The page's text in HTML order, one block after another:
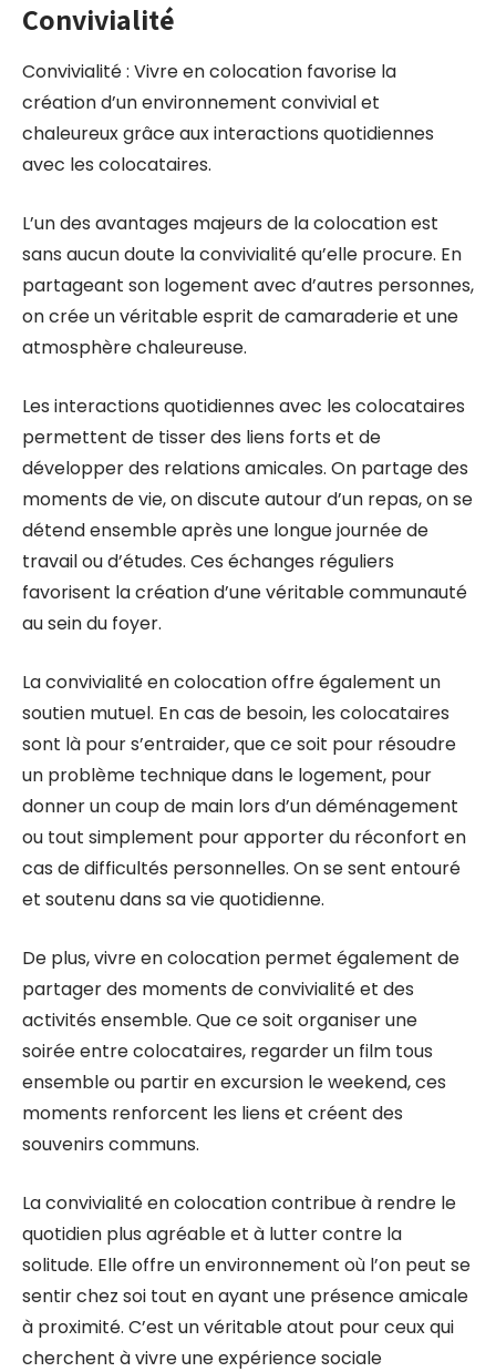
Convivialité
Convivialité : Vivre en colocation favorise la
création d’un environnement convivial et
chaleureux grâce aux interactions quotidiennes
avec les colocataires.
L’un des avantages majeurs de la colocation est
sans aucun doute la convivialité qu’elle procure. En
partageant son logement avec d’autres personnes,
on crée un véritable esprit de camaraderie et une
atmosphère chaleureuse.
Les interactions quotidiennes avec les colocataires
permettent de tisser des liens forts et de
développer des relations amicales. On partage des
moments de vie, on discute autour d’un repas, on se
détend ensemble après une longue journée de
travail ou d’études. Ces échanges réguliers
favorisent la création d’une véritable communauté
au sein du foyer.
La convivialité en colocation offre également un
soutien mutuel. En cas de besoin, les colocataires
sont là pour s’entraider, que ce soit pour résoudre
un problème technique dans le logement, pour
donner un coup de main lors d’un déménagement
ou tout simplement pour apporter du réconfort en
cas de difficultés personnelles. On se sent entouré
et soutenu dans sa vie quotidienne.
De plus, vivre en colocation permet également de
partager des moments de convivialité et des
activités ensemble. Que ce soit organiser une
soirée entre colocataires, regarder un film tous
ensemble ou partir en excursion le weekend, ces
moments renforcent les liens et créent des
souvenirs communs.
La convivialité en colocation contribue à rendre le
quotidien plus agréable et à lutter contre la
solitude. Elle offre un environnement où l’on peut se
sentir chez soi tout en ayant une présence amicale
à proximité. C’est un véritable atout pour ceux qui
cherchent à vivre une expérience sociale